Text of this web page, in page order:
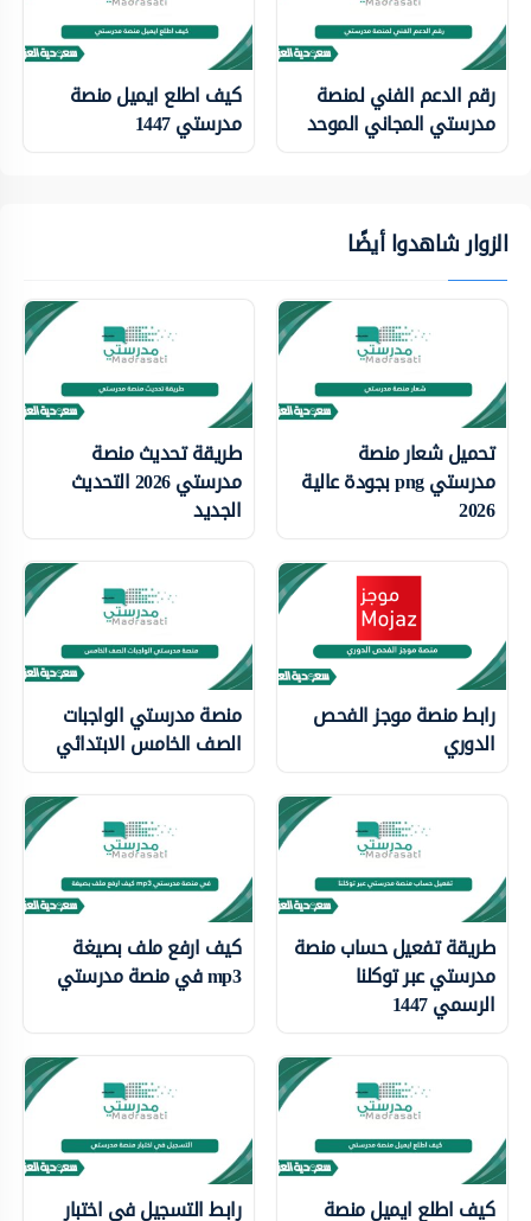
رقم الدعم الفني لمنصة
مدرستي المجاني الموحد
كيف اطلع ايميل منصة
مدرستي 1447
الزوار شاهدوا أيضًا
تحميل شعار منصة
مدرستي png بجودة عالية
2026
طريقة تحديث منصة
مدرستي 2026 التحديث
الجديد
رابط منصة موجز الفحص
الدوري
منصة مدرستي الواجبات
الصف الخامس الابتدائي
طريقة تفعيل حساب منصة
مدرستي عبر توكلنا
الرسمي 1447
كيف ارفع ملف بصيغة
mp3 في منصة مدرستي
كيف اطلع ايميل منصة رابط التسجيل في اختبار